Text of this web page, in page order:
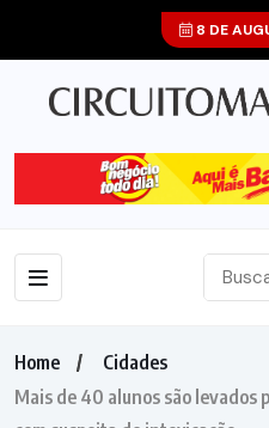
8 DE
Home
Cidades
Mais de 40 alunos são levados